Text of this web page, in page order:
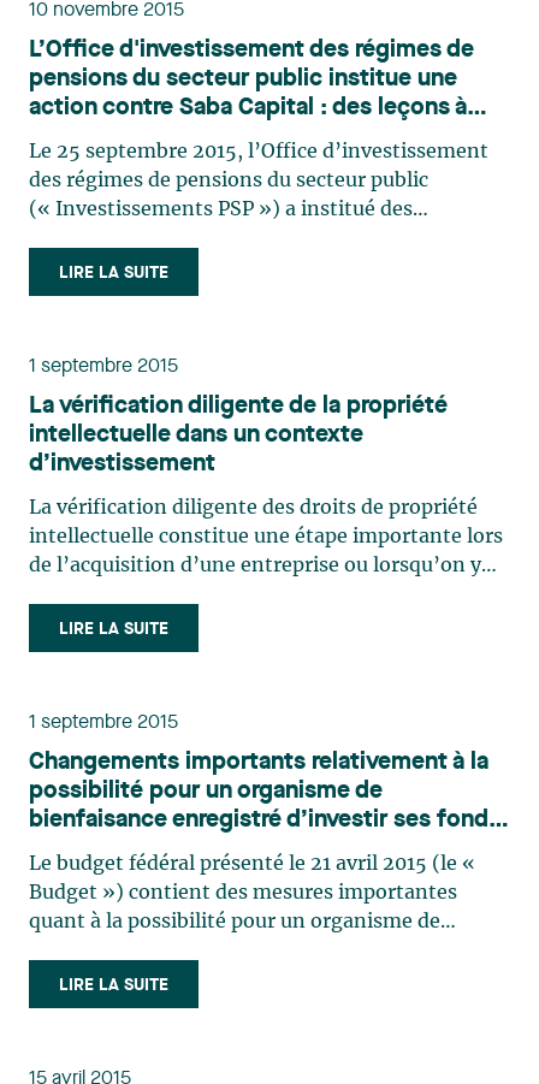
10 novembre 2015
L’Office d'investissement des régimes de
pensions du secteur public institue une
action contre Saba Capital : des leçons à
retenir pour les gestionnaires de fonds à
l’occasion de l’évaluation de titres peu
liquides
Le 25 septembre 2015, l’Office d’investissement
des régimes de pensions du secteur public
(« Investissements PSP ») a institué des
New York contre Saba Capital, le fonds de
couverture (hedge fund) géré par Boaz Weinstein
LIRE LA SUITE
1 septembre 2015
La vérification diligente de la propriété
intellectuelle dans un contexte
d’investissement
La vérification diligente des droits de propriété
intellectuelle constitue une étape importante lors
de l’acquisition d’une entreprise ou lorsqu’on y
entreprises technologiques, les droits de propriété
intellectuelle sont souvent les actifs qui
LIRE LA SUITE
1 septembre 2015
Changements importants relativement à la
possibilité pour un organisme de
bienfaisance enregistré d’investir ses fonds
dans des unités d’une société en
commandite
Le budget fédéral présenté le 21 avril 2015 (le «
Budget ») contient des mesures importantes
quant à la possibilité pour un organisme de
une fondation publique (ci-après collectivement
désignés « Organismes enregistrés ») d’investir
LIRE LA SUITE
15 avril 2015